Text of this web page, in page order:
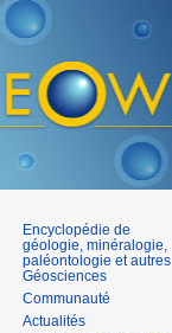
Encyclopédie de
géologie, minéralogie,
paléontologie et autres
Géosciences
Communauté
Actualités